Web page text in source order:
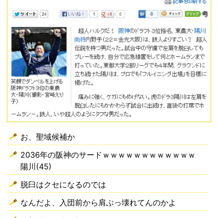
お、聖域候補か
2036年の阪神のサードｗｗｗｗｗｗｗｗｗｗｗｗ
陽川(45)
脱臼はクセになるのでは
なんだよ、入団前から肩ぶっ壊れてんのかよ